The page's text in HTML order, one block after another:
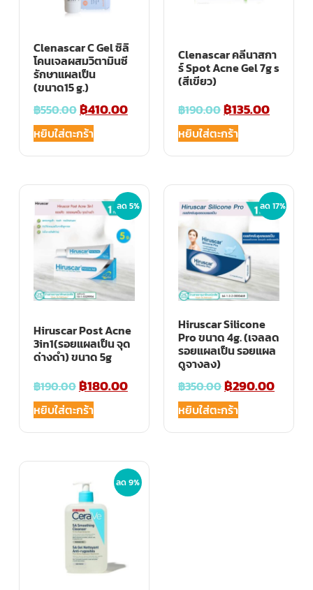
Clenascar C Gel ซิลิ
โคนเจลผสมวิตามินซี
รักษาแผลเป็น
(ขนาด15 g.)
฿550.00฿410.00
หยิบใส่ตะกร้า
Clenascar คลีนาสกา
ร์ Spot Acne Gel 7g s
(สีเขียว)
฿190.00฿135.00
หยิบใส่ตะกร้า
ลด 5%
Hiruscar Post Acne
3in1(รอยแผลเป็น จุด
ด่างดำ) ขนาด 5g
฿190.00฿180.00
หยิบใส่ตะกร้า
ลด 17%
Hiruscar Silicone
Pro ขนาด 4g. (เจลลด
รอยแผลเป็น รอยแผล
ดูจางลง)
฿350.00฿290.00
หยิบใส่ตะกร้า
ลด 9%